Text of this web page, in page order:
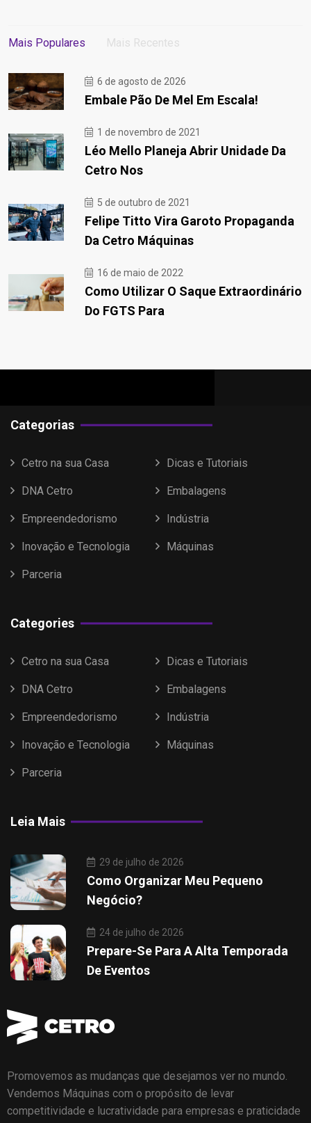
Mais Populares Mais Recentes
6 de agosto de 2026
Embale Pão De Mel Em Escala!
1 de novembro de 2021
Léo Mello Planeja Abrir Unidade Da
Cetro Nos
5 de outubro de 2021
Felipe Titto Vira Garoto Propaganda
Da Cetro Máquinas
16 de maio de 2022
Como Utilizar O Saque Extraordinário
Do FGTS Para
Categorias
Cetro na sua Casa Dicas e Tutoriais
DNA Cetro Embalagens
Empreendedorismo Indústria
Inovação e Tecnologia Máquinas
Parceria
Categories
Cetro na sua Casa Dicas e Tutoriais
DNA Cetro Embalagens
Empreendedorismo Indústria
Inovação e Tecnologia Máquinas
Parceria
Leia Mais
29 de julho de 2026
Como Organizar Meu Pequeno
Negócio?
24 de julho de 2026
Prepare-Se Para A Alta Temporada
De Eventos
Promovemos as mudanças que desejamos ver no mundo.
Vendemos Máquinas com o propósito de levar
competitividade e lucratividade para empresas e praticidade